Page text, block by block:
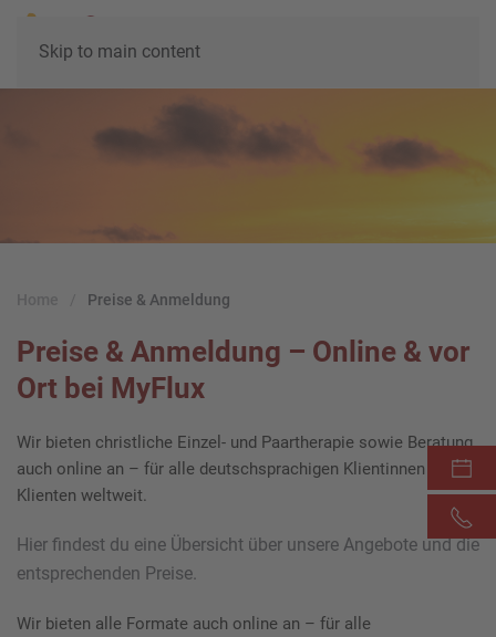
Skip to main content
Preise & Anmeldung
Preise & Anmeldung – Online & vor
Ort bei MyFlux
Wir bieten christliche Einzel- und Paartherapie sowie Beratung
auch online an – für alle deutschsprachigen Klientinnen und
Klienten weltweit.
Hier findest du eine Übersicht über unsere Angebote und die
entsprechenden Preise.
Wir bieten alle Formate auch online an – für alle